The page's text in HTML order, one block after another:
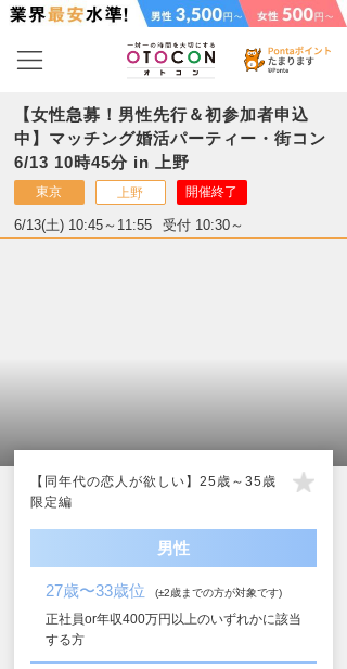
【女性急募！男性先行＆初参加者申込
中】マッチング婚活パーティー・街コン
6/13 10時45分 in 上野
東京 上野 開催終了
6/13(土) 10:45～11:55 受付 10:30～
【同年代の恋人が欲しい】25歳～35歳
限定編
男性
27歳〜33歳位 (±2歳までの方が対象です)
正社員or年収400万円以上のいずれかに該当
する方